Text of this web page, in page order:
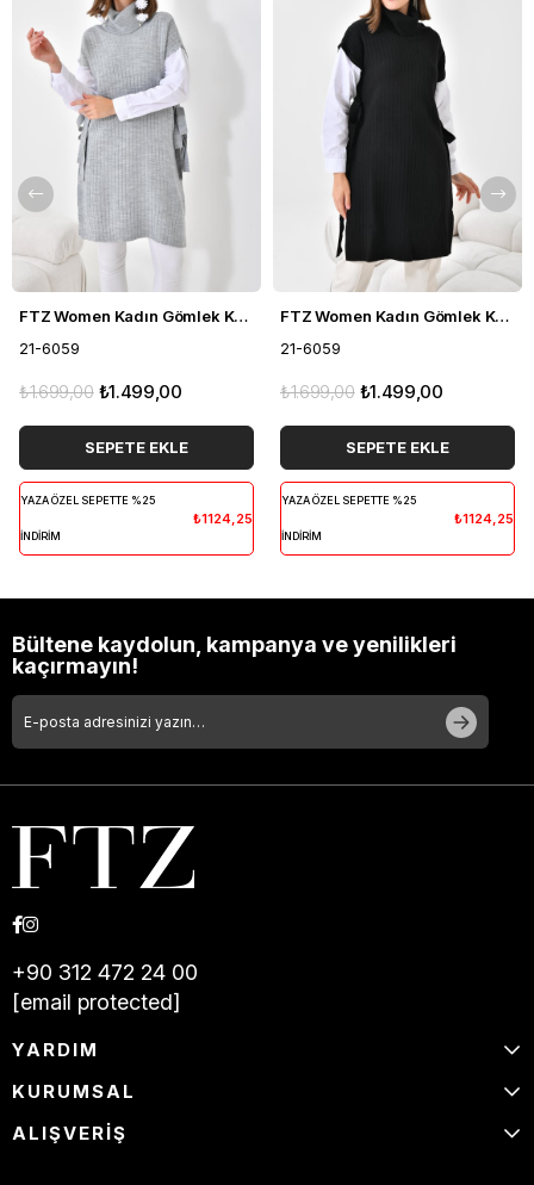
FTZ Women Kadın Gömlek Kol Tunik Açık Gri 21-6059
21-6059
₺1.499,00
₺1.699,00
SEPETE EKLE
YAZA ÖZEL SEPETTE %25
İNDİRİM
₺1124,25
FTZ Women Kadın Gömlek Kol Tunik Siyah 21-6059
21-6059
₺1.499,00
₺1.699,00
SEPETE EKLE
YAZA ÖZEL SEPETTE %25
İNDİRİM
₺1124,25
Bültene kaydolun, kampanya ve yenilikleri
kaçırmayın!
+90 312 472 24 00
[email protected]
YARDIM
KURUMSAL
ALIŞVERİŞ